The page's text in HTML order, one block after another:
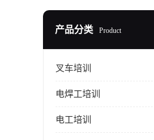
产品分类 Product
叉车培训
电焊工培训
电工培训